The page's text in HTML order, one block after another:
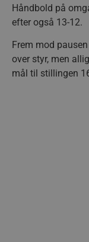
Håndbold på
efter også 13-12.
Frem mod
over styr, men
mål til stillingen